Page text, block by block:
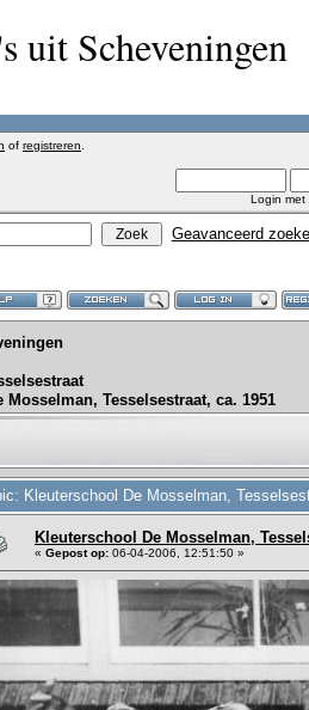
uit Scheveningen
of registreren
Login met
Geavanceerd
Mosselman, Tesselsestraat, ca. 1951
Kleuterschool De Mosselman,
Kleuterschool De Mosselman,
« Gepost op: 06-04-2006, 12:51:50 »